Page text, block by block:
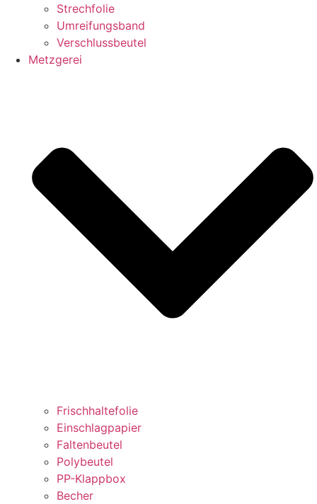
Strechfolie
Umreifungsband
Verschlussbeutel
Metzgerei
Frischhaltefolie
Einschlagpapier
Faltenbeutel
Polybeutel
PP-Klappbox
Becher